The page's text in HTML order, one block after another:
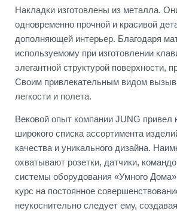
Накладки изготовлены из металла.
одновременно прочной и красивой
дополняющей интерьер. Благодаря
используемому при изготовлении
элегантной структурой поверхности,
Своим привлекательным видом
легкости и полета.
Вековой опыт компании JUNG
широкого списка ассортимента
качества и уникального дизайна.
охватывают розетки, датчики,
системы оборудования «Умного
курс на постоянное
неукоснительно следует ему,